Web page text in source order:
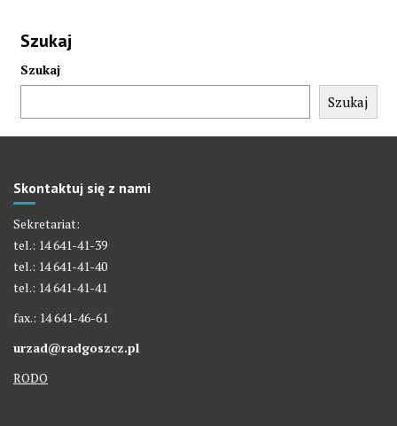
Szukaj
Szukaj
Szukaj
Skontaktuj się z nami
Sekretariat:
tel.: 14 641-41-39
tel.: 14 641-41-40
tel.: 14 641-41-41
fax.: 14 641-46-61
urzad@radgoszcz.pl
RODO